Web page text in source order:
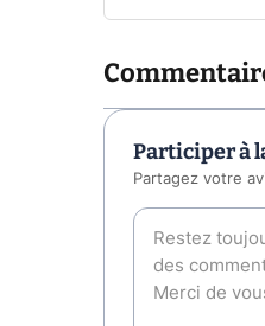
Participer à
Partagez votre